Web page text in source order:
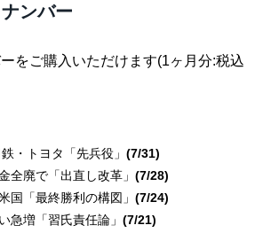
ンバー
をご購入いただけます(1ヶ月分:税込
・トヨタ「先兵役」 (7/31)
廃で「出直し改革」 (7/28)
「最終勝利の構図」 (7/24)
急増「習氏責任論」 (7/21)